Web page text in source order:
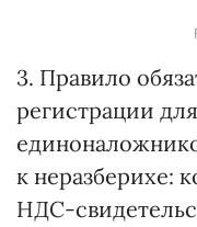
3. Правило
регистрации
к неразберихе:
НДС-